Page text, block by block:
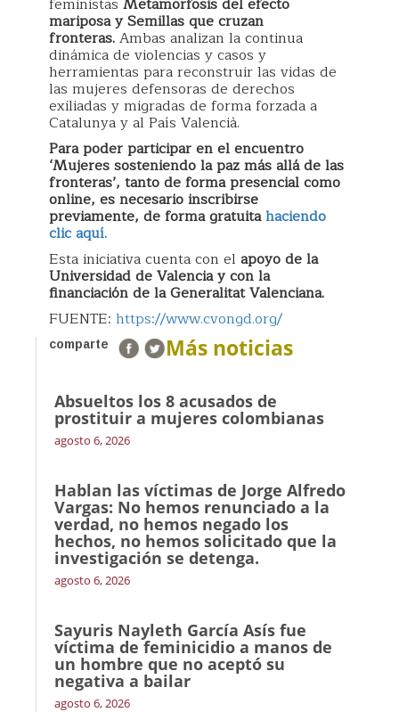
mariposa y Semillas que cruzan
fronteras.Ambas analizan la continua
dinámica de violencias y casos y
herramientas para reconstruir las vidas de
las mujeres defensoras de derechos
exiliadas y migradas de forma forzada a
Catalunya y al País Valencià.
Para poder participar en el encuentro
‘Mujeres sosteniendo la paz más allá de las
fronteras’, tanto de forma presencial como
online, es necesario inscribirse
previamente, de forma gratuitahaciendo
clic aquí.
Esta iniciativa cuenta con el apoyo de la
Universidad de Valencia y con la
financiación de la Generalitat Valenciana.
FUENTE: https://www.cvongd.org/
comparte Más noticias
Absueltos los 8 acusados de
prostituir a mujeres colombianas
agosto 6, 2026
Hablan las víctimas de Jorge Alfredo
Vargas: No hemos renunciado a la
verdad, no hemos negado los
hechos, no hemos solicitado que la
investigación se detenga.
agosto 6, 2026
Sayuris Nayleth García Asís fue
víctima de feminicidio a manos de
un hombre que no aceptó su
negativa a bailar
agosto 6, 2026